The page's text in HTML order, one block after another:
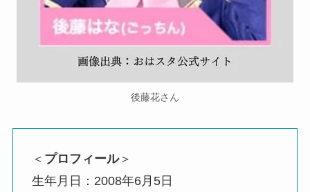
後藤花さん
＜ プロフィール＞
生年月日：2008年6月5日